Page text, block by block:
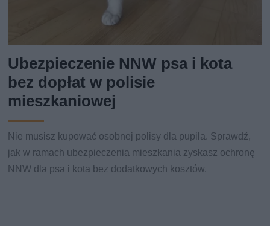
Ubezpieczenie NNW psa i kota
bez dopłat w polisie
mieszkaniowej
Nie musisz kupować osobnej polisy dla pupila. Sprawdź,
jak w ramach ubezpieczenia mieszkania zyskasz ochronę
NNW dla psa i kota bez dodatkowych kosztów.